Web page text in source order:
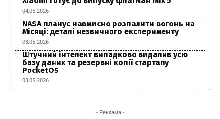
04.05.2026
NASA планує навмисно розпалити вогонь на
Місяці: деталі незвичного експерименту
03.05.2026
Штучний інтелект випадково видалив усю
базу даних та резервні копії стартапу
PocketOS
03.05.2026
- Реклама -